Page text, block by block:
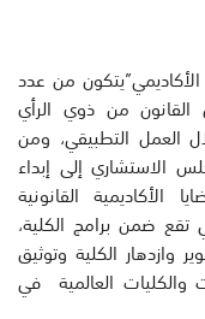
من عدد
القانون من ذوي الرأي
العمل التطبيقي، ومن
الاستشاري إلى إبداء
القانونية
تقع ضمن برامج الكلية،
وازدهار الكلية وتوثيق
والكليات العالمية في